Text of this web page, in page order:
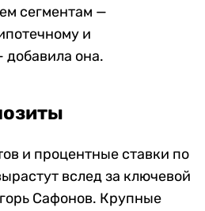
сегментам —
и
добавила она.
и процентные ставки по
вслед за ключевой
Сафонов. Крупные